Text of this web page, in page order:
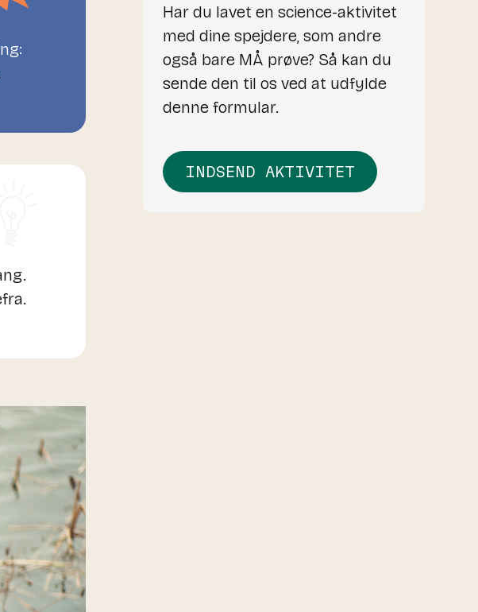
Har du lavet en science-aktivitet
med dine spejdere, som andre
også bare MÅ prøve? Så kan du
sende den til os ved at udfylde
denne formular.
INDSEND AKTIVITET